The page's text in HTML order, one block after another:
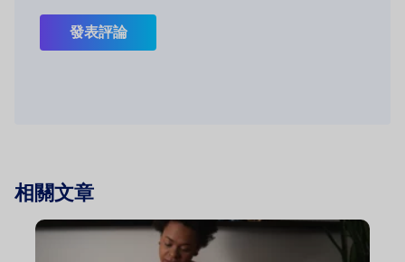
發表評論
相關文章